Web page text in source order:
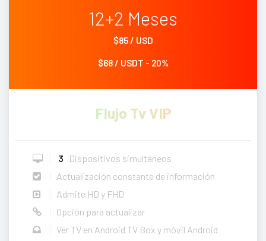
12+2 Meses
$85 / USD
$68 / USDT - 20%
Flujo Tv VIP
3
Dispositivos simultáneos
Actualización constante de información
Admite HD y FHD
Opción para actualizar
Ver TV en Android TV Box y móvil Android